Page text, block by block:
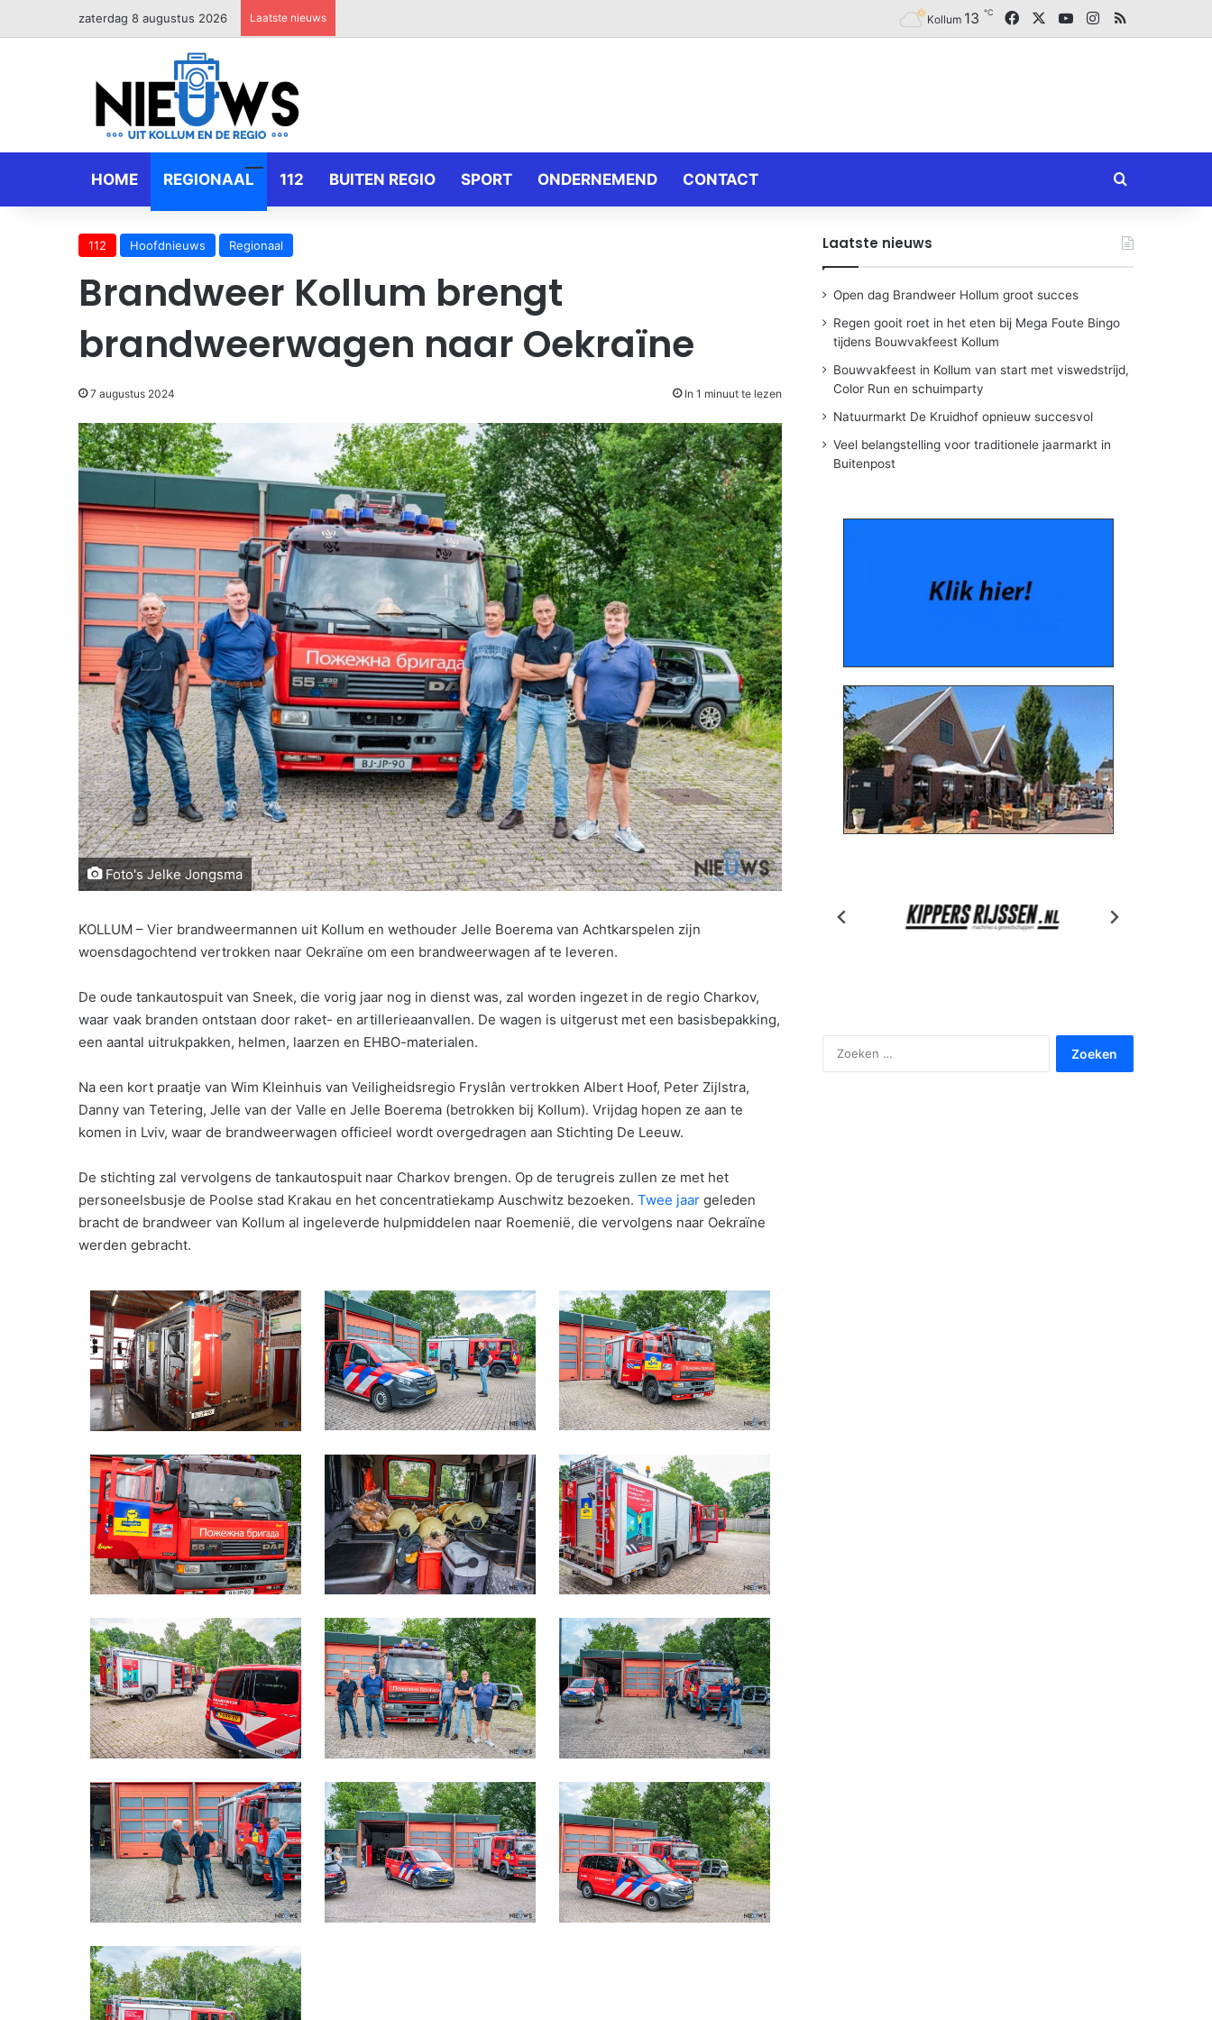
zaterdag 8 augustus 2026 Laatste nieuws Kollum 13 ℃ FacebookYouTubeInstagram
RSS
HOME REGIONAAL 112 BUITEN REGIO SPORT ONDERNEMEND CONTACT Zoeken naar
112 Hoofdnieuws Regionaal
Brandweer Kollum brengt
brandweerwagen naar Oekraïne
7 augustus 2024 In 1 minuut te lezen
Foto's Jelke Jongsma
KOLLUM – Vier brandweermannen uit Kollum en wethouder Jelle Boerema van Achtkarspelen zijn
woensdagochtend vertrokken naar Oekraïne om een brandweerwagen af te leveren.
De oude tankautospuit van Sneek, die vorig jaar nog in dienst was, zal worden ingezet in de regio Charkov,
waar vaak branden ontstaan door raket- en artillerieaanvallen. De wagen is uitgerust met een basisbepakking,
een aantal uitrukpakken, helmen, laarzen en EHBO-materialen.
Na een kort praatje van Wim Kleinhuis van Veiligheidsregio Fryslân vertrokken Albert Hoof, Peter Zijlstra,
Danny van Tetering, Jelle van der Valle en Jelle Boerema (betrokken bij Kollum). Vrijdag hopen ze aan te
komen in Lviv, waar de brandweerwagen officieel wordt overgedragen aan Stichting De Leeuw.
De stichting zal vervolgens de tankautospuit naar Charkov brengen. Op de terugreis zullen ze met het
personeelsbusje de Poolse stad Krakau en het concentratiekamp Auschwitz bezoeken. Twee jaar geleden
bracht de brandweer van Kollum al ingeleverde hulpmiddelen naar Roemenië, die vervolgens naar Oekraïne
werden gebracht.
Laatste nieuws
Open dag Brandweer Hollum groot succes
Regen gooit roet in het eten bij Mega Foute Bingo
tijdens Bouwvakfeest Kollum
Bouwvakfeest in Kollum van start met viswedstrijd,
Color Run en schuimparty
Natuurmarkt De Kruidhof opnieuw succesvol
Veel belangstelling voor traditionele jaarmarkt in
Buitenpost
naar: